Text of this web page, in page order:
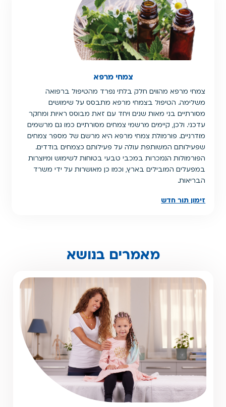
צמחי מרפא
צמחי מרפא מהווים חלק בלתי נפרד מהטיפול ברפואה
משלימה. הטיפול בצמחי מרפא מתבסס על שימושים
מסורתיים בני מאות שנים ויחד עם זאת מבוסס ראיות ומחקר
עדכני. ולכן, קיימים מרשמי צמחים מסורתיים כמו גם מרשמים
מודרניים. פורמולת צמחי מרפא היא מרשם של מספר צמחים
שפעילותם המשותפת עולה על פעילותם כצמחים בודדים.
הפורמולות הנמכרות במכבי טבעי בטוחות לשימוש ומיוצרות
במפעלים המובילים בארץ, וכמו כן מאושרות על ידי משרד
הבריאות.
זימון תור חדש
מאמרים בנושא